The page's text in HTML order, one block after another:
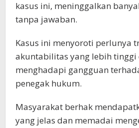
kasus ini, meninggalkan
tanpa jawaban.
Kasus ini menyoroti perlunya
akuntabilitas yang lebih
menghadapi gangguan
penegak hukum.
Masyarakat berhak
yang jelas dan memadai